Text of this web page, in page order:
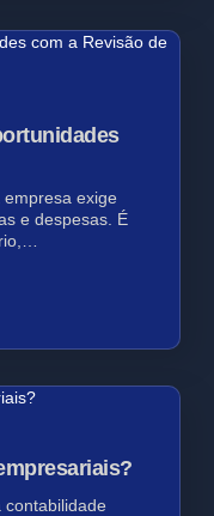
exige
e despesas. É
contabilidade